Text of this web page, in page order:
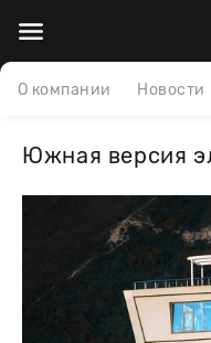
О компании Новости
Южная версия